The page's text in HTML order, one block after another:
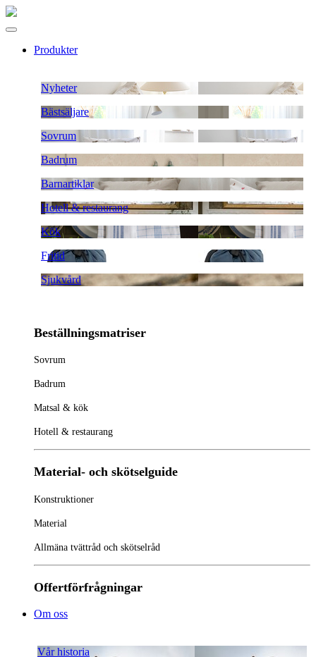
Produkter
Nyheter
Bästsäljare
Sovrum
Badrum
Barnartiklar
Hotell & restaurang
Kök
Fritid
Sjukvård
Beställningsmatriser
Sovrum
Badrum
Matsal & kök
Hotell & restaurang
Material- och skötselguide
Konstruktioner
Material
Allmäna tvättråd och skötselråd
Offertförfrågningar
Om oss
Vår historia